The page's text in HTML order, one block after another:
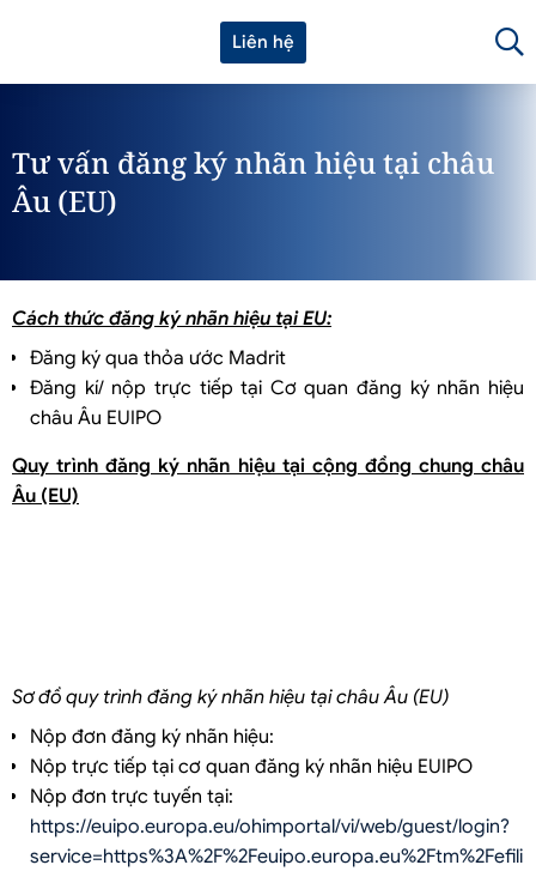
Liên hệ
Tư vấn đăng ký nhãn hiệu tại châu
Âu (EU)
Cách thức đăng ký nhãn hiệu tại EU:
Đăng ký qua thỏa ước Madrit
Đăng kí/ nộp trực tiếp tại Cơ quan đăng ký nhãn hiệu
châu Âu EUIPO
Quy trình đăng ký nhãn hiệu tại cộng đồng chung châu
Âu (EU)
Sơ đồ quy trình đăng ký nhãn hiệu tại châu Âu (EU)
Nộp đơn đăng ký nhãn hiệu:
Nộp trực tiếp tại cơ quan đăng ký nhãn hiệu EUIPO
Nộp đơn trực tuyến tại:
https://euipo.europa.eu/ohimportal/vi/web/guest/login?